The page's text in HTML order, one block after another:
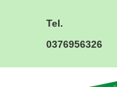
Tel.
0376956326